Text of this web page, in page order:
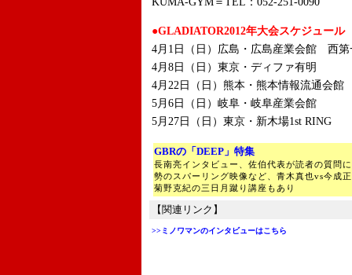
●GLADIATOR2012年大会スケジュール
4月1日（日）広島・広島産業会館 西第
4月8日（日）東京・ディファ有明
4月22日（日）熊本・熊本情報流通会館
5月6日（日）岐阜・岐阜産業会館
5月27日（日）東京・新木場1st RING
GBRの「DEEP」特集
長南亮インタビュー、佐伯代表が読者の質問
勢のスパーリング映像など、青木真也vs今成
菊野克紀の三日月蹴り講座もあり
【関連リンク】
>>ミノワマンのインタビューはこちら